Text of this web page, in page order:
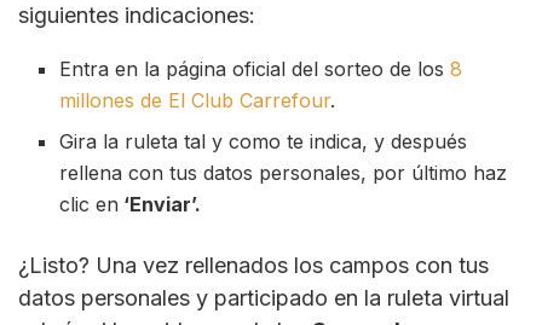
siguientes indicaciones:
Entra en la página oficial del sorteo de los8
millones de El Club Carrefour.
Gira la ruleta tal y como te indica, y después
rellena con tus datos personales, por último haz
clic en ‘Enviar’.
¿Listo? Una vez rellenados los campos con tus
datos personales y participado en la ruleta virtual